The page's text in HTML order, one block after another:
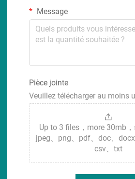
Message
Pièce jointe
Veuillez télécharger au moins
Up to 3 files，more 30mb，
jpeg、png、pdf、doc、docx
csv、txt